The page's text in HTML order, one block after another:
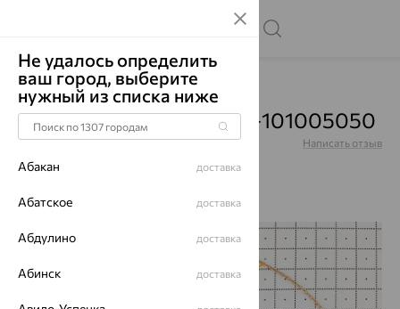
Главная Каталог Цепи
Цепь, серебро, Ср925П-101005050
Артикул:Ср925П-101005050 Написать отзыв
Не удалось определить
ваш город, выберите
нужный из списка ниже
Абакан доставка
Абатское доставка
Абдулино доставка
Абинск доставка